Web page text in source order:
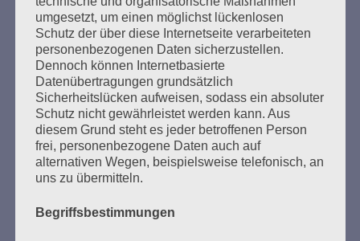
SUCHEN
umgesetzt, um einen möglichst lückenlosen
Schutz der über diese Internetseite verarbeiteten
personenbezogenen Daten sicherzustellen.
Dennoch können Internetbasierte
Datenübertragungen grundsätzlich
Sicherheitslücken aufweisen, sodass ein absoluter
Schutz nicht gewährleistet werden kann. Aus
diesem Grund steht es jeder betroffenen Person
frei, personenbezogene Daten auch auf
alternativen Wegen, beispielsweise telefonisch, an
uns zu übermitteln.
Begriffsbestimmungen